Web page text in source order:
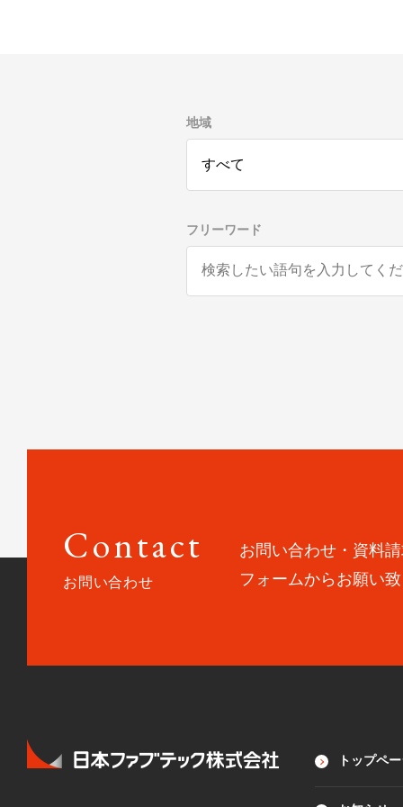
地域
フリーワード
Contact
お問い合わせ
お問い合わせ・資料
フォームからお願い
トップペ